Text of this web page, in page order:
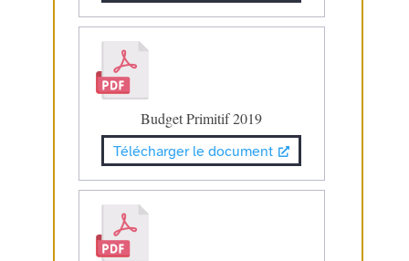
Budget Primitif 2019
Télécharger le document